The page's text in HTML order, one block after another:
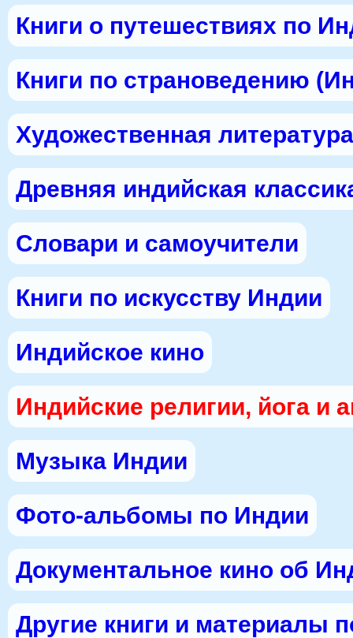
Книги о путешествиях по
Книги по страноведению
Художественная
Древняя индийская
Словари и самоучители
Книги по искусству Индии
Индийское кино
Индийские религии, йога и
Музыка Индии
Фото-альбомы по Индии
Документальное кино об
Другие книги и материалы